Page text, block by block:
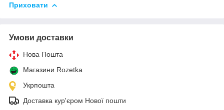
Приховати
Умови доставки
Нова Пошта
Магазини Rozetka
Укрпошта
Доставка кур'єром Нової пошти